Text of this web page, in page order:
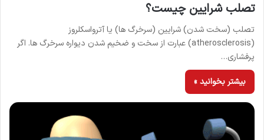
تصلب شرایین چیست؟
تصلب (سخت شدن) شرایین (سرخرگ ها) یا آترواسکلروز
(atherosclerosis) عبارت از سخت و ضخیم شدن دیواره سرخرگ ها. اگر
پرفشاری…
بیشتر بخوانید »